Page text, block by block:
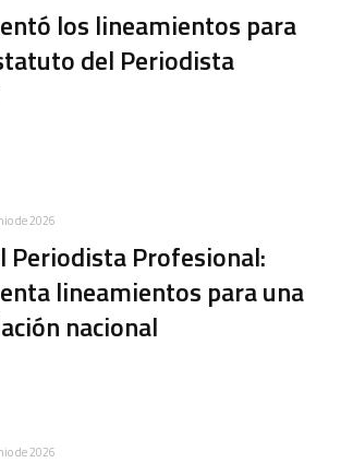
los lineamientos para
del Periodista
de 2026
Periodista Profesional:
lineamientos para una
nacional
de 2026